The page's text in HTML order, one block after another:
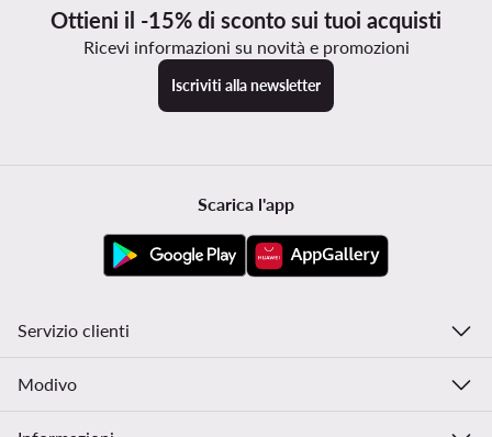
Ottieni il -15% di sconto sui tuoi acquisti
Ricevi informazioni su novità e promozioni
Iscriviti alla newsletter
Scarica l'app
Servizio clienti
Modivo